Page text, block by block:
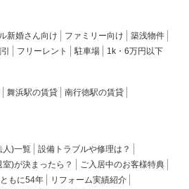
新婚さん向け ファミリー向け
築浅物件
フリーレント 駐車場 1k・6万円以下
舞浜駅の賃貸
南行徳駅の賃貸
人)一覧
設備トラブルや修理は？
室)が決まったら？
ご入居中のお客様特典
もに54年
リフォーム実績紹介